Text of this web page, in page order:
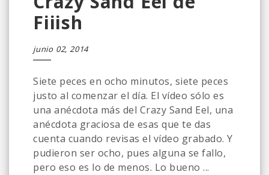
Fiiish
junio 02, 2014
Siete peces en ocho minutos, siete peces
justo al comenzar el día. El vídeo sólo es
una anécdota más del Crazy Sand Eel, una
anécdota graciosa de esas que te das
cuenta cuando revisas el vídeo grabado. Y
pudieron ser ocho, pues alguna se fallo,
pero eso es lo de menos. Lo bueno ...